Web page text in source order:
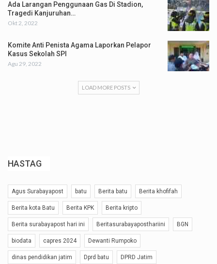
Ada Larangan Penggunaan Gas Di Stadion,
Tragedi Kanjuruhan…
Okt 2, 2022
Komite Anti Penista Agama Laporkan Pelapor
Kasus Sekolah SPI
Agu 29, 2022
LOAD MORE POSTS
HASTAG
Agus Surabayapost batu Berita batu Berita khofifah
Berita kota Batu Berita KPK Berita kripto
Berita surabayapost hari ini Beritasurabayaposthariini BGN
biodata capres 2024 Dewanti Rumpoko
dinas pendidikan jatim Dprd batu DPRD Jatim